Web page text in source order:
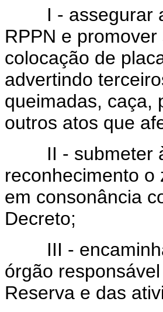
I - assegurar
RPPN e
colocação de
advertindo
queimadas, caça,
outros atos que
II - submeter
reconhecimento o
em consonância
Decreto;
III -
órgão
Reserva e das